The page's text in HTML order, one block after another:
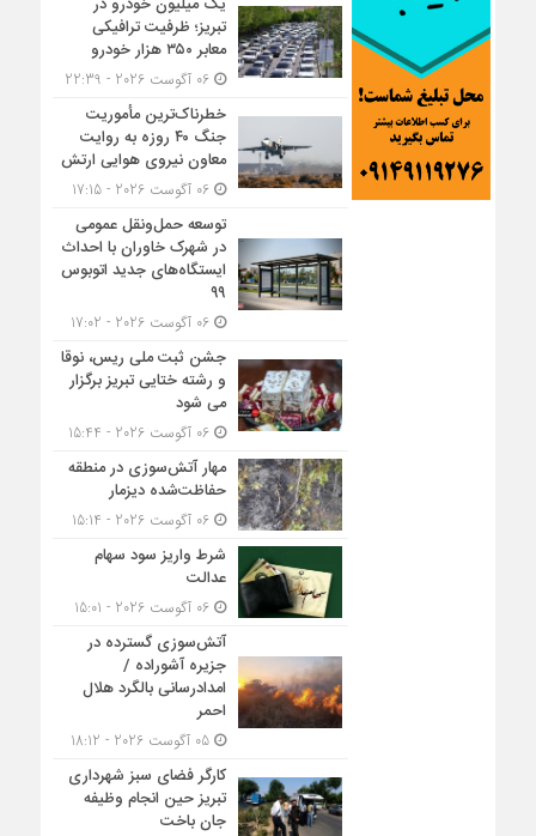
تبریز؛ ظرفیت ترافیکی
معابر ۳۵۰ هزار خودرو
06 آگوست 2026 - 22:39
خطرناک‌ترین مأموریت
جنگ ۴۰ روزه به روایت
معاون نیروی هوایی ارتش
06 آگوست 2026 - 17:15
توسعه حمل‌ونقل عمومی
در شهرک خاوران با احداث
ایستگاه‌های جدید اتوبوس
۹۹
06 آگوست 2026 - 17:02
جشن ثبت ملی ریس، نوقا
و رشته ختایی تبریز برگزار
می شود
06 آگوست 2026 - 15:44
مهار آتش‌سوزی در منطقه
حفاظت‌شده دیزمار
06 آگوست 2026 - 15:14
شرط واریز سود سهام
عدالت
06 آگوست 2026 - 15:01
آتش‌سوزی گسترده در
جزیره آشوراده /
امدادرسانی بالگرد هلال
احمر
05 آگوست 2026 - 18:12
کارگر فضای سبز شهرداری
تبریز حین انجام وظیفه
جان باخت